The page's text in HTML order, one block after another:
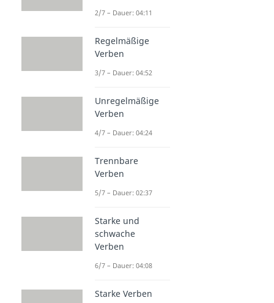
2/7 – Dauer: 04:11
Regelmäßige
Verben
3/7 – Dauer: 04:52
Unregelmäßige
Verben
4/7 – Dauer: 04:24
Trennbare
Verben
5/7 – Dauer: 02:37
Starke und
schwache
Verben
6/7 – Dauer: 04:08
Starke Verben